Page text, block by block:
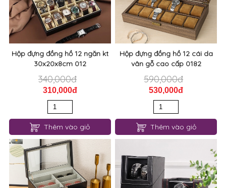
Hộp đựng đồng hồ 12 ngăn kt
30x20x8cm 012
340,000đ
310,000đ
Thêm vào giỏ
Hộp đựng đồng hồ 12 cái da
vân gỗ cao cấp 0182
590,000đ
530,000đ
Thêm vào giỏ